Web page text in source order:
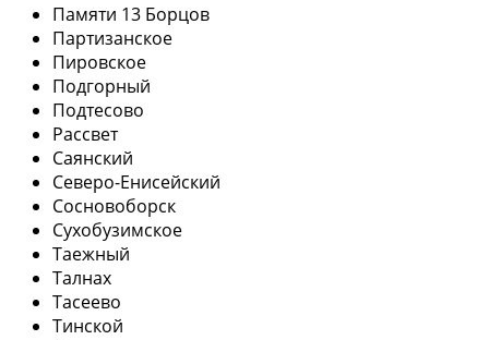
Памяти 13 Борцов
Партизанское
Пировское
Подгорный
Подтесово
Рассвет
Саянский
Северо-Енисейский
Сосновоборск
Сухобузимское
Таежный
Талнах
Тасеево
Тинской